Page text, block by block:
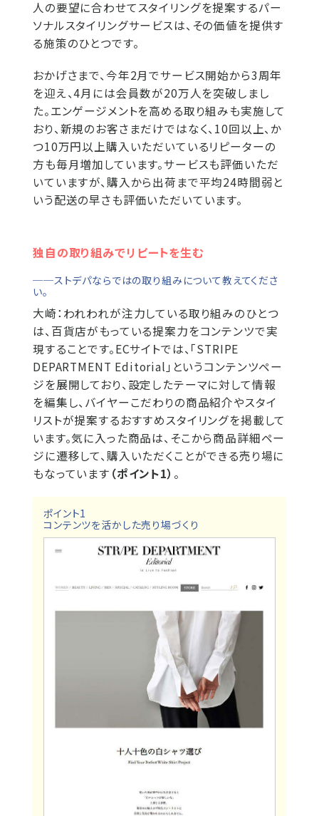
人の要望に合わせてスタイリングを提案するパー
ソナルスタイリングサービスは、その価値を提供す
る施策のひとつです。
おかげさまで、今年2月でサービス開始から3周年
を迎え、4月には会員数が20万人を突破しまし
た。エンゲージメントを高める取り組みも実施して
おり、新規のお客さまだけではなく、10回以上、か
つ10万円以上購入いただいているリピーターの
方も毎月増加しています。サービスも評価いただ
いていますが、購入から出荷まで平均24時間弱と
いう配送の早さも評価いただいています。
独自の取り組みでリピートを生む
──ストデパならではの取り組みについて教えてくださ
い。
大崎： われわれが注力している取り組みのひとつ
は、百貨店がもっている提案力をコンテンツで実
現することです。ECサイトでは、「STRIPE
DEPARTMENT Editorial」というコンテンツペー
ジを展開しており、設定したテーマに対して情報
を編集し、バイヤーこだわりの商品紹介やスタイ
リストが提案するおすすめスタイリングを掲載して
います。気に入った商品は、そこから商品詳細ペー
ジに遷移して、購入いただくことができる売り場に
もなっています （ポイント1） 。
ポイント1
コンテンツを活かした売り場づくり